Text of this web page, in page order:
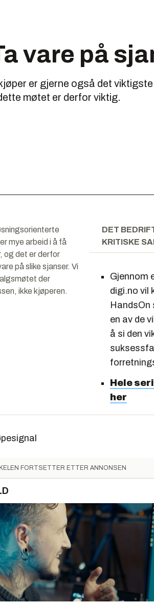
vare på
er gjerne også det
møtet er derfor viktig.
mye arbeid i å få
og det er derfor
på slike sjanser. Vi
der
ikke kjøperen.
DET
KRITISKE
Gjennom
digi.no vil
en av de
å si den
Hele
her
FORTSETTER ETTER ANNONSEN